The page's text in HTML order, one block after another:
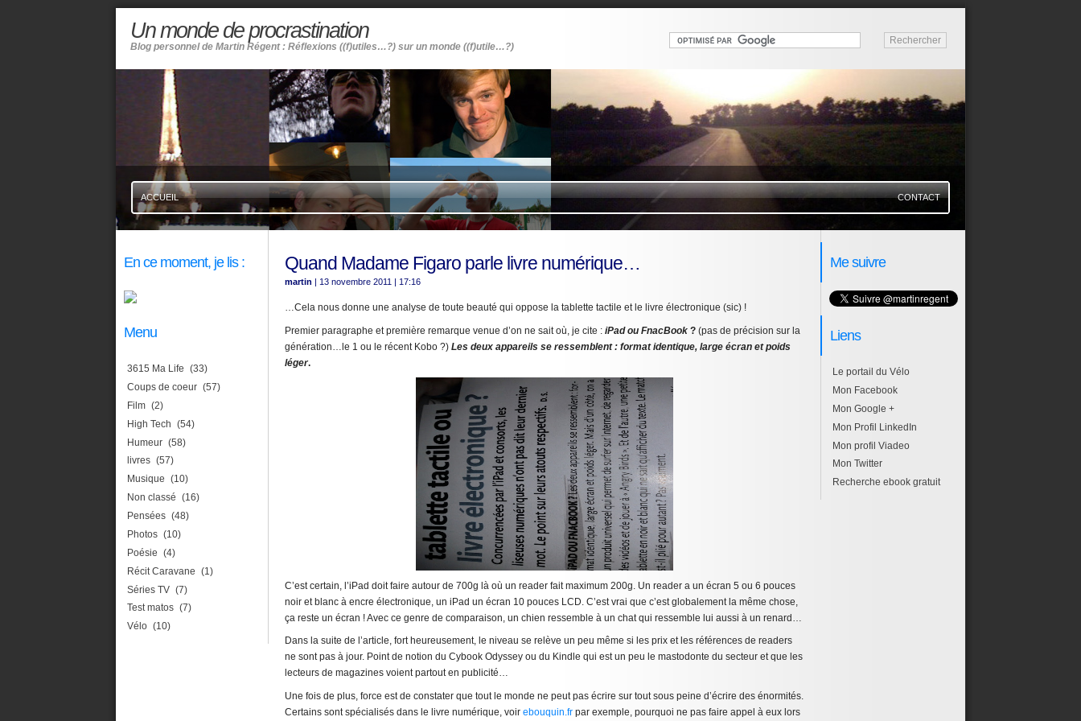
Un monde de procrastination
Blog personnel de Martin Régent : Réflexions ((f)utiles…?) sur un monde ((f)utile…?)
ACCUEIL CONTACT
Quand Madame Figaro parle livre numérique…
martin | 13 novembre 2011 | 17:16
…Cela nous donne une analyse de toute beauté qui oppose la tablette tactile et le livre électronique (sic) !
Premier paragraphe et première remarque venue d’on ne sait où, je cite : iPad ou FnacBook ? (pas de précision sur la
génération…le 1 ou le récent Kobo ?)Les deux appareils se ressemblent : format identique, large écran et poids
léger.
C’est certain, l’iPad doit faire autour de 700g là où un reader fait maximum 200g. Un reader a un écran 5 ou 6 pouces
noir et blanc à encre électronique, un iPad un écran 10 pouces LCD. C’est vrai que c’est globalement la même chose,
ça reste un écran ! Avec ce genre de comparaison, un chien ressemble à un chat qui ressemble lui aussi à un renard…
Dans la suite de l’article, fort heureusement, le niveau se relève un peu même si les prix et les références de readers
ne sont pas à jour. Point de notion du Cybook Odyssey ou du Kindle qui est un peu le mastodonte du secteur et que les
lecteurs de magazines voient partout en publicité…
Une fois de plus, force est de constater que tout le monde ne peut pas écrire sur tout sous peine d’écrire des énormités.
Certains sont spécialisés dans le livre numérique, voirebouquin.fr par exemple, pourquoi ne pas faire appel à eux lors
Me suivre
Liens
Le portail du Vélo
Mon Facebook
Mon Google +
Mon Profil LinkedIn
Mon profil Viadeo
Mon Twitter
Recherche ebook gratuit
En ce moment, je lis :
Menu
3615 Ma Life (33)
Coups de coeur (57)
Film (2)
High Tech (54)
Humeur (58)
livres (57)
Musique (10)
Non classé (16)
Pensées (48)
Photos (10)
Poésie (4)
Récit Caravane (1)
Séries TV (7)
Test matos (7)
Vélo (10)